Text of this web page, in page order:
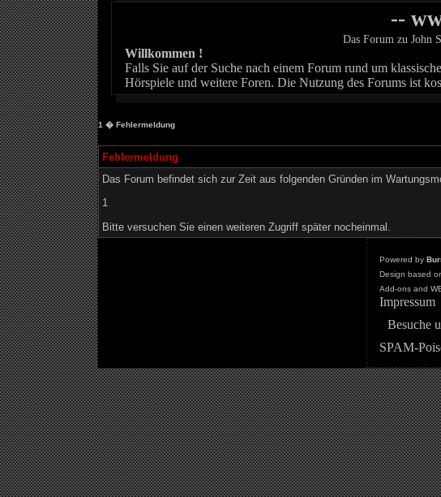
--
Das Forum zu John
Willkommen !
Falls Sie auf der Suche nach einem Forum rund um
Hörspiele und weitere Foren. Die Nutzung des Forums ist
1 � Fehlermeldung
Fehlermeldung
Das Forum befindet sich zur Zeit aus folgenden Gründen im
1
Bitte versuchen Sie einen weiteren Zugriff später nocheinmal.
Powered by
Design based
Add-ons and
Impressum
Besuche
SPAM-